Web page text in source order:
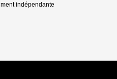
indépendante